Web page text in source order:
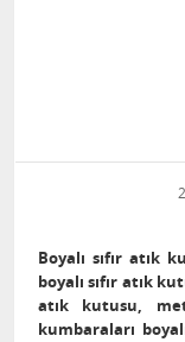
Boyalı sıfır atık
boyalı sıfır atık
atık kutusu,
kumbaraları